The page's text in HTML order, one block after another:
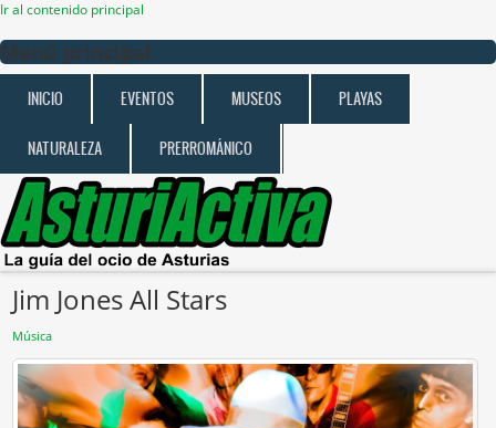
Ir al contenido principal
Menú principal
INICIO EVENTOS MUSEOS PLAYAS
NATURALEZA PRERROMÁNICO
Jim Jones All Stars
Música